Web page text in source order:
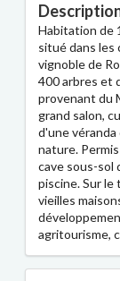
Habitation de
situé dans les
vignoble de
400 arbres et
provenant du
grand salon,
d'une véranda
nature.
cave sous-sol
piscine. Sur le
vieilles
agritourisme,